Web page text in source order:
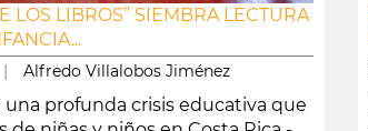
LOS LIBROS” SIEMBRA LECTURA
| Alfredo Villalobos Jiménez
profunda crisis educativa que